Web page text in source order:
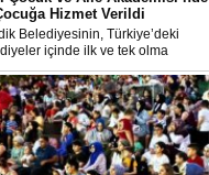
Hizmet Verildi
Belediyesinin, Türkiye’deki
içinde ilk ve tek olma
taşıyan “Özel Çocuk ve Aile
programından ilk dönemde
çocuk yararlandı.